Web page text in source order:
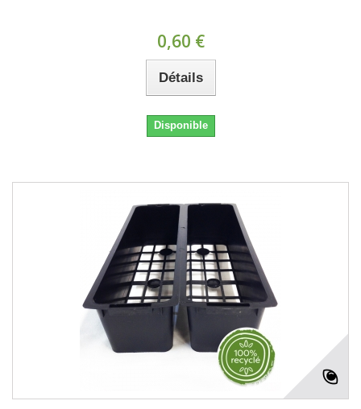
0,60 €
Détails
Disponible